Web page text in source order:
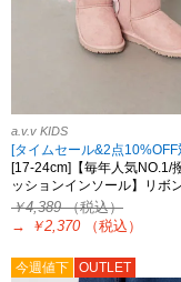
a.v.v KIDS
[17-24cm]【毎年人気NO.1/
ッションインソール】リボ
￥4,389（税込）
→
￥2,370 （税込）
今週値下 OUTLET